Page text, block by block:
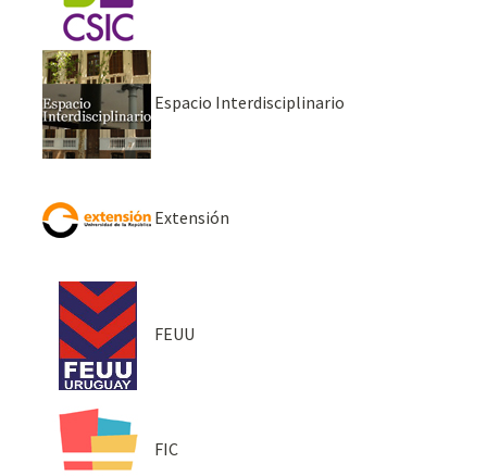
Espacio Interdisciplinario
Extensión
FEUU
FIC